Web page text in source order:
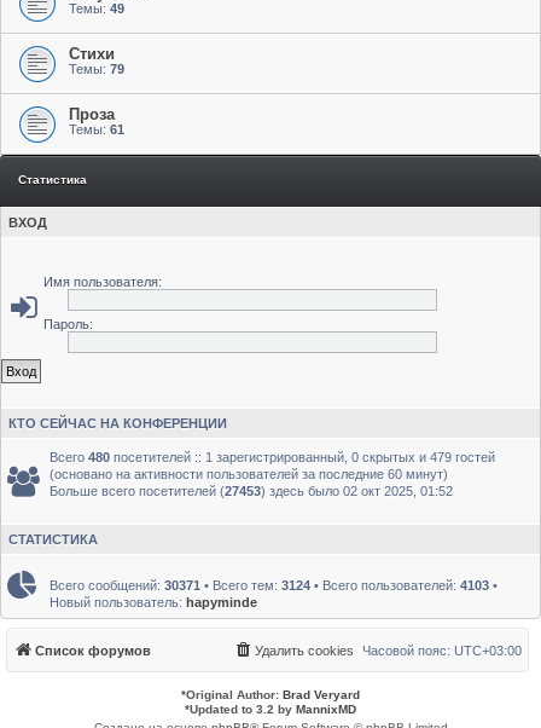
Темы: 49
Стихи
Темы: 79
Проза
Темы: 61
Статистика
ВХОД
Имя пользователя:
Пароль:
КТО СЕЙЧАС НА КОНФЕРЕНЦИИ
Всего 480 посетителей :: 1 зарегистрированный, 0 скрытых и 479 гостей
(основано на активности пользователей за последние 60 минут)
Больше всего посетителей (27453) здесь было 02 окт 2025, 01:52
СТАТИСТИКА
Всего сообщений: 30371 • Всего тем: 3124 • Всего пользователей: 4103 •
Новый пользователь: hapyminde
Список форумов Часовой пояс: UTC+03:00
Удалить cookies
*Original Author: Brad Veryard
*Updated to 3.2 by MannixMD